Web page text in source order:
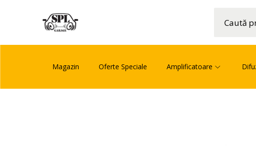
Magazin Oferte Speciale Amplificatoare